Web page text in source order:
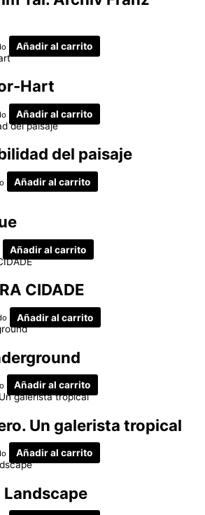
Añadir al carrito
Hart
Añadir al carrito
del paisaje
Añadir al carrito
Añadir al carrito
CIDADE
Añadir al carrito
Añadir al carrito
Un galerista tropical
Añadir al carrito